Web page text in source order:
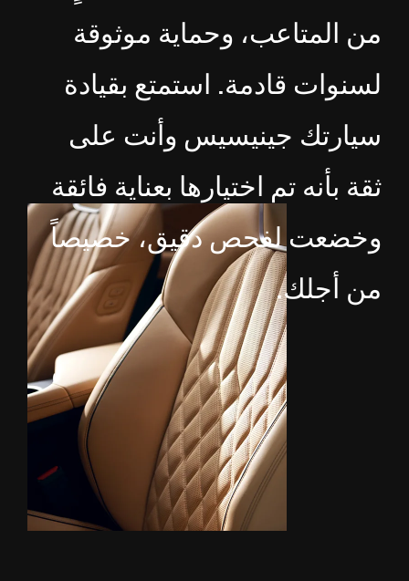
من المتاعب، وحماية موثوقة
لسنوات قادمة. استمتع بقيادة
سيارتك جينيسيس وأنت على
ثقة بأنه تم اختيارها بعناية فائقة
وخضعت لفحص دقيق، خصيصاً
من أجلك.